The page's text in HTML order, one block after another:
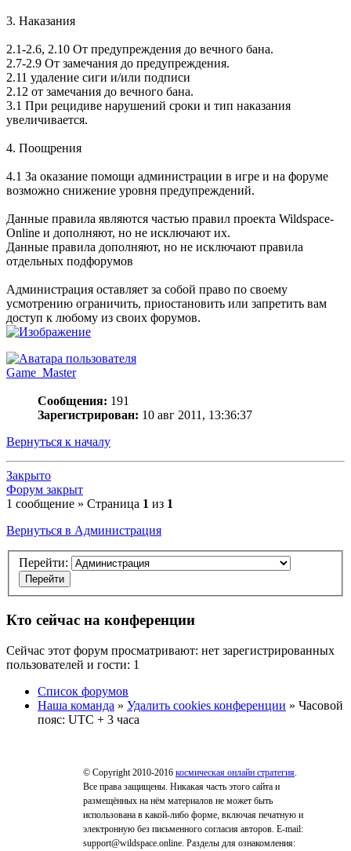
3. Наказания
2.1-2.6, 2.10 От предупреждения до вечного бана.
2.7-2.9 От замечания до предупреждения.
2.11 удаление сиги и/или подписи
2.12 от замечания до вечного бана.
3.1 При рецидиве нарушений сроки и тип наказания
увеличивается.
4. Поощрения
4.1 За оказание помощи администрации в игре и на форуме
возможно снижение уровня предупреждений.
Данные правила являются частью правил проекта Wildspace-
Online и дополняют, но не исключают их.
Данные правила дополняют, но не исключают правила
отдельных подфорумов
Администрация оставляет за собой право по своему
усмотрению ограничить, приостановить или запретить вам
доступ к любому из своих форумов.
Game_Master
Сообщения: 191
Зарегистрирован: 10 авг 2011, 13:36:37
Вернуться к началу
Закрыто
Форум закрыт
1 сообщение » Страница 1 из 1
Вернуться в Администрация
Перейти:
Кто сейчас на конференции
Сейчас этот форум просматривают: нет зарегистрированных
пользователей и гости: 1
Список форумов
Наша команда » Удалить cookies конференции » Часовой
пояс: UTC + 3 часа
© Copyright 2010-2016 космическая онлайн стратегия
Все права защищены. Никакая часть этого сайта и
размещённых на нём материалов не может быть
использована в какой-либо форме, включая печатную и
электронную без письменного согласия авторов. E-mail:
support@wildspace.online. Разделы для ознакомления: